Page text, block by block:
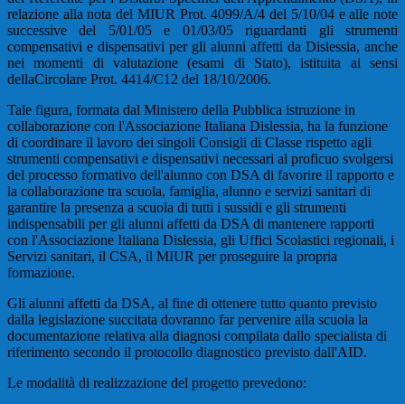
relazione alla nota del MIUR Prot. 4099/A/4 del 5/10/04 e alle note
successive del 5/01/05 e 01/03/05 riguardanti gli strumenti
compensativi e dispensativi per gli alunni affetti da Dislessia, anche
nei momenti di valutazione (esami di Stato), istituita ai sensi
dellaCircolare Prot. 4414/C12 del 18/10/2006.
Tale figura, formata dal Ministero della Pubblica istruzione in
collaborazione con l'Associazione Italiana Dislessia, ha la funzione
di coordinare il lavoro dei singoli Consigli di Classe rispetto agli
strumenti compensativi e dispensativi necessari al proficuo svolgersi
del processo formativo dell'alunno con DSA di favorire il rapporto e
la collaborazione tra scuola, famiglia, alunno e servizi sanitari di
garantire la presenza a scuola di tutti i sussidi e gli strumenti
indispensabili per gli alunni affetti da DSA di mantenere rapporti
con l'Associazione Italiana Dislessia, gli Uffici Scolastici regionali, i
Servizi sanitari, il CSA, il MIUR per proseguire la propria
formazione.
Gli alunni affetti da DSA, al fine di ottenere tutto quanto previsto
dalla legislazione succitata dovranno far pervenire alla scuola la
documentazione relativa alla diagnosi compilata dallo specialista di
riferimento secondo il protocollo diagnostico previsto dall'AID.
Le modalità di realizzazione del progetto prevedono: